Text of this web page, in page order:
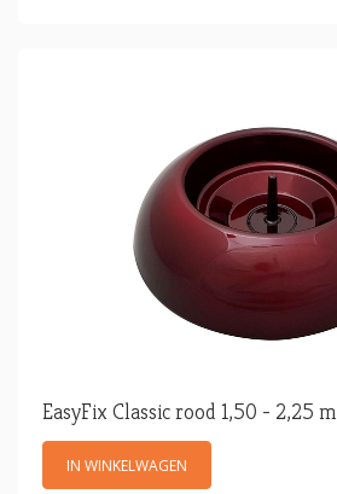
EasyFix Classic rood 1,50 - 2,25 m
IN WINKELWAGEN